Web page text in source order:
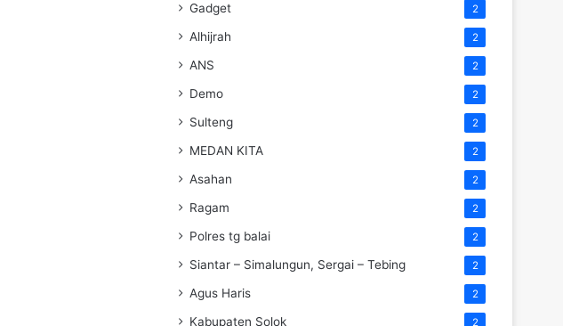
Gadget 2
Alhijrah 2
ANS 2
Demo 2
Sulteng 2
MEDAN KITA 2
Asahan 2
Ragam 2
Polres tg balai 2
Siantar – Simalungun, Sergai – Tebing 2
Agus Haris 2
Kabupaten Solok 2